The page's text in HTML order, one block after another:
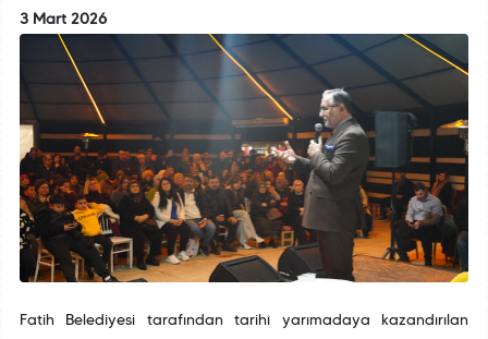
3 Mart 2026
Fatih Belediyesi tarafından tarihî yarımadaya kazandırılan